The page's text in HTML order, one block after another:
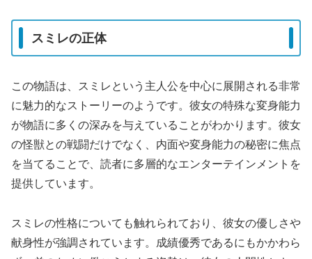
スミレの正体
この物語は、スミレという主人公を中心に展開される非常
に魅力的なストーリーのようです。彼女の特殊な変身能力
が物語に多くの深みを与えていることがわかります。彼女
の怪獣との戦闘だけでなく、内面や変身能力の秘密に焦点
を当てることで、読者に多層的なエンターテインメントを
提供しています。
スミレの性格についても触れられており、彼女の優しさや
献身性が強調されています。成績優秀であるにもかかわら